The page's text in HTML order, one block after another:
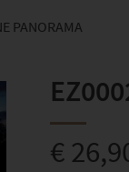
PANORAMA
€